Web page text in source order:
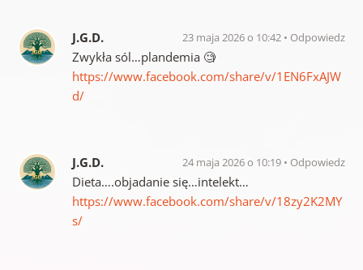
J.G.D. 23 maja 2026 o 10:42 Odpowiedz
Zwykła sól…plandemia 🧐
https://www.facebook.com/share/v/1EN6FxAJW
d/
J.G.D. 24 maja 2026 o 10:19 Odpowiedz
Dieta….objadanie się…intelekt…
https://www.facebook.com/share/v/18zy2K2MY
s/